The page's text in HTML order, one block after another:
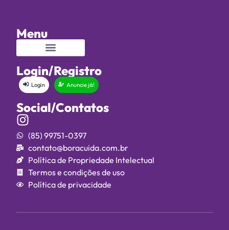
Menu
Login/Registro
Login Anuncie já!
Social/Contatos
(85) 99751-0397
contato@boracuida.com.br
Política de Propriedade Intelectual
Termos e condições de uso
Política de privacidade